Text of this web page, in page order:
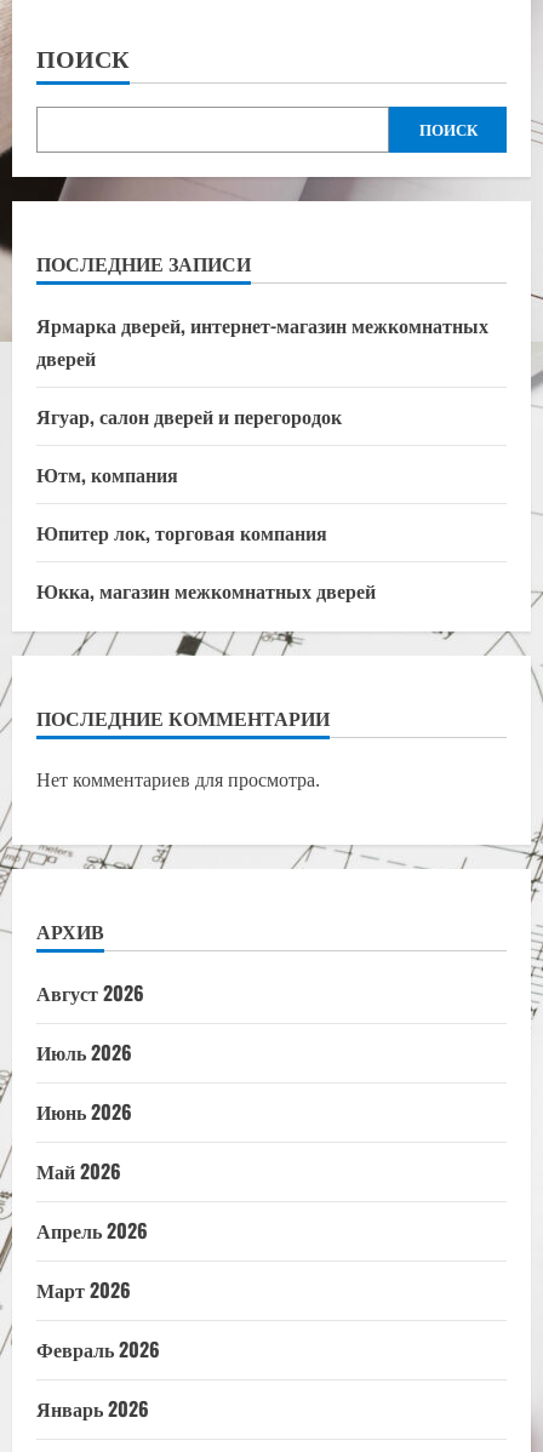
ПОИСК
ПОИСК
ПОСЛЕДНИЕ ЗАПИСИ
Ярмарка дверей, интернет-магазин межкомнатных
дверей
Ягуар, салон дверей и перегородок
Ютм, компания
Юпитер лок, торговая компания
Юкка, магазин межкомнатных дверей
ПОСЛЕДНИЕ КОММЕНТАРИИ
Нет комментариев для просмотра.
АРХИВ
Август 2026
Июль 2026
Июнь 2026
Май 2026
Апрель 2026
Март 2026
Февраль 2026
Январь 2026